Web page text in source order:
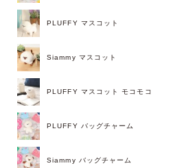
PLUFFY マスコット
Siammy マスコット
PLUFFY マスコット モコモコ
PLUFFY バッグチャーム
Siammy バッグチャーム